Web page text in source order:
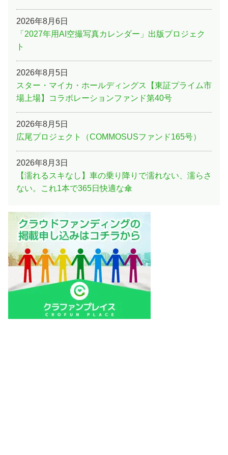
2026年8月6日
「2027年用AI空撮写真カレンダー」出版プロジェク
ト
2026年8月5日
スター・マイカ・ホールディングス【東証プライム市
場上場】コラボレーションファンド第40号
2026年8月5日
広尾プロジェクト（COMMOSUSファンド165号）
2026年8月3日
【濡れるスキなし】車の乗り降りで濡れない、濡らさ
ない。これ1本で365日快適な傘